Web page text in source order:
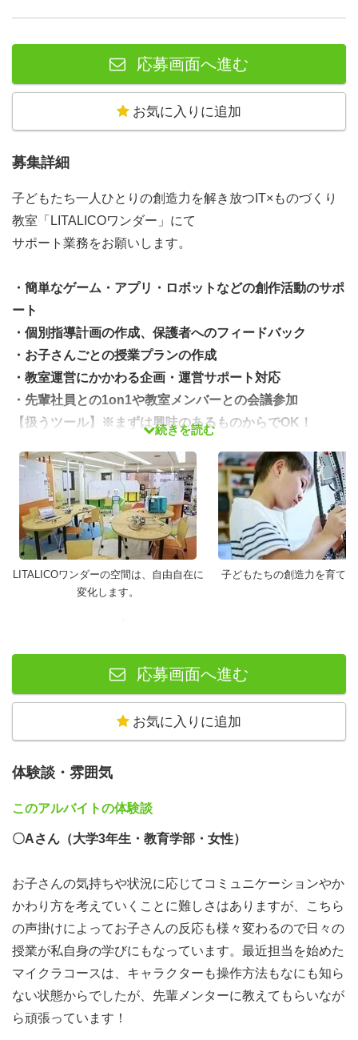
応募画面へ進む
お気に入りに追加
募集詳細
子どもたち一人ひとりの創造力を解き放つIT×ものづくり
教室「LITALICOワンダー」にて
サポート業務をお願いします。
・簡単なゲーム・アプリ・ロボットなどの創作活動のサポ
ート
・個別指導計画の作成、保護者へのフィードバック
・お子さんごとの授業プランの作成
・教室運営にかかわる企画・運営サポート対応
・先輩社員との1on1や教室メンバーとの会議参加
【扱うツール】※まずは興味のあるものからでOK！
あなたの得意分野や「これから学んでみたい」という興味
に合わせて担当を決定します。
・メイン： Scratch、Minecraft、LEGOロボットプログラ
ミング
・ステップアップ： Unity（C#）、JavaScript、
HTML/CSS、Blender（3DCG）など
ため、興味のある方は応募時にご相談ください
「授業」という名前ですが、教科書通りに教える必要はあ
りません。
とではなく、子どもたちが正解に辿り着くまでのプロセス
に寄り添うこと。
「教える」以上に「一緒に試行錯誤する」姿勢があれば、
教育に関心がある方や、子ども一人ひとりの個性を伸ばし
たい方にぴったりの環境です！
続きを読む
LITALICOワンダーの空間は、自由自在に
変化します。
子どもたちの創造力を育て
応募画面へ進む
お気に入りに追加
体験談・雰囲気
このアルバイトの体験談
〇Aさん（大学3年生・教育学部・女性）
お子さんの気持ちや状況に応じてコミュニケーションやか
かわり方を考えていくことに難しさはありますが、こちら
の声掛けによってお子さんの反応も様々変わるので日々の
授業が私自身の学びにもなっています。最近担当を始めた
マイクラコースは、キャラクターも操作方法もなにも知ら
ない状態からでしたが、先輩メンターに教えてもらいなが
ら頑張っています！